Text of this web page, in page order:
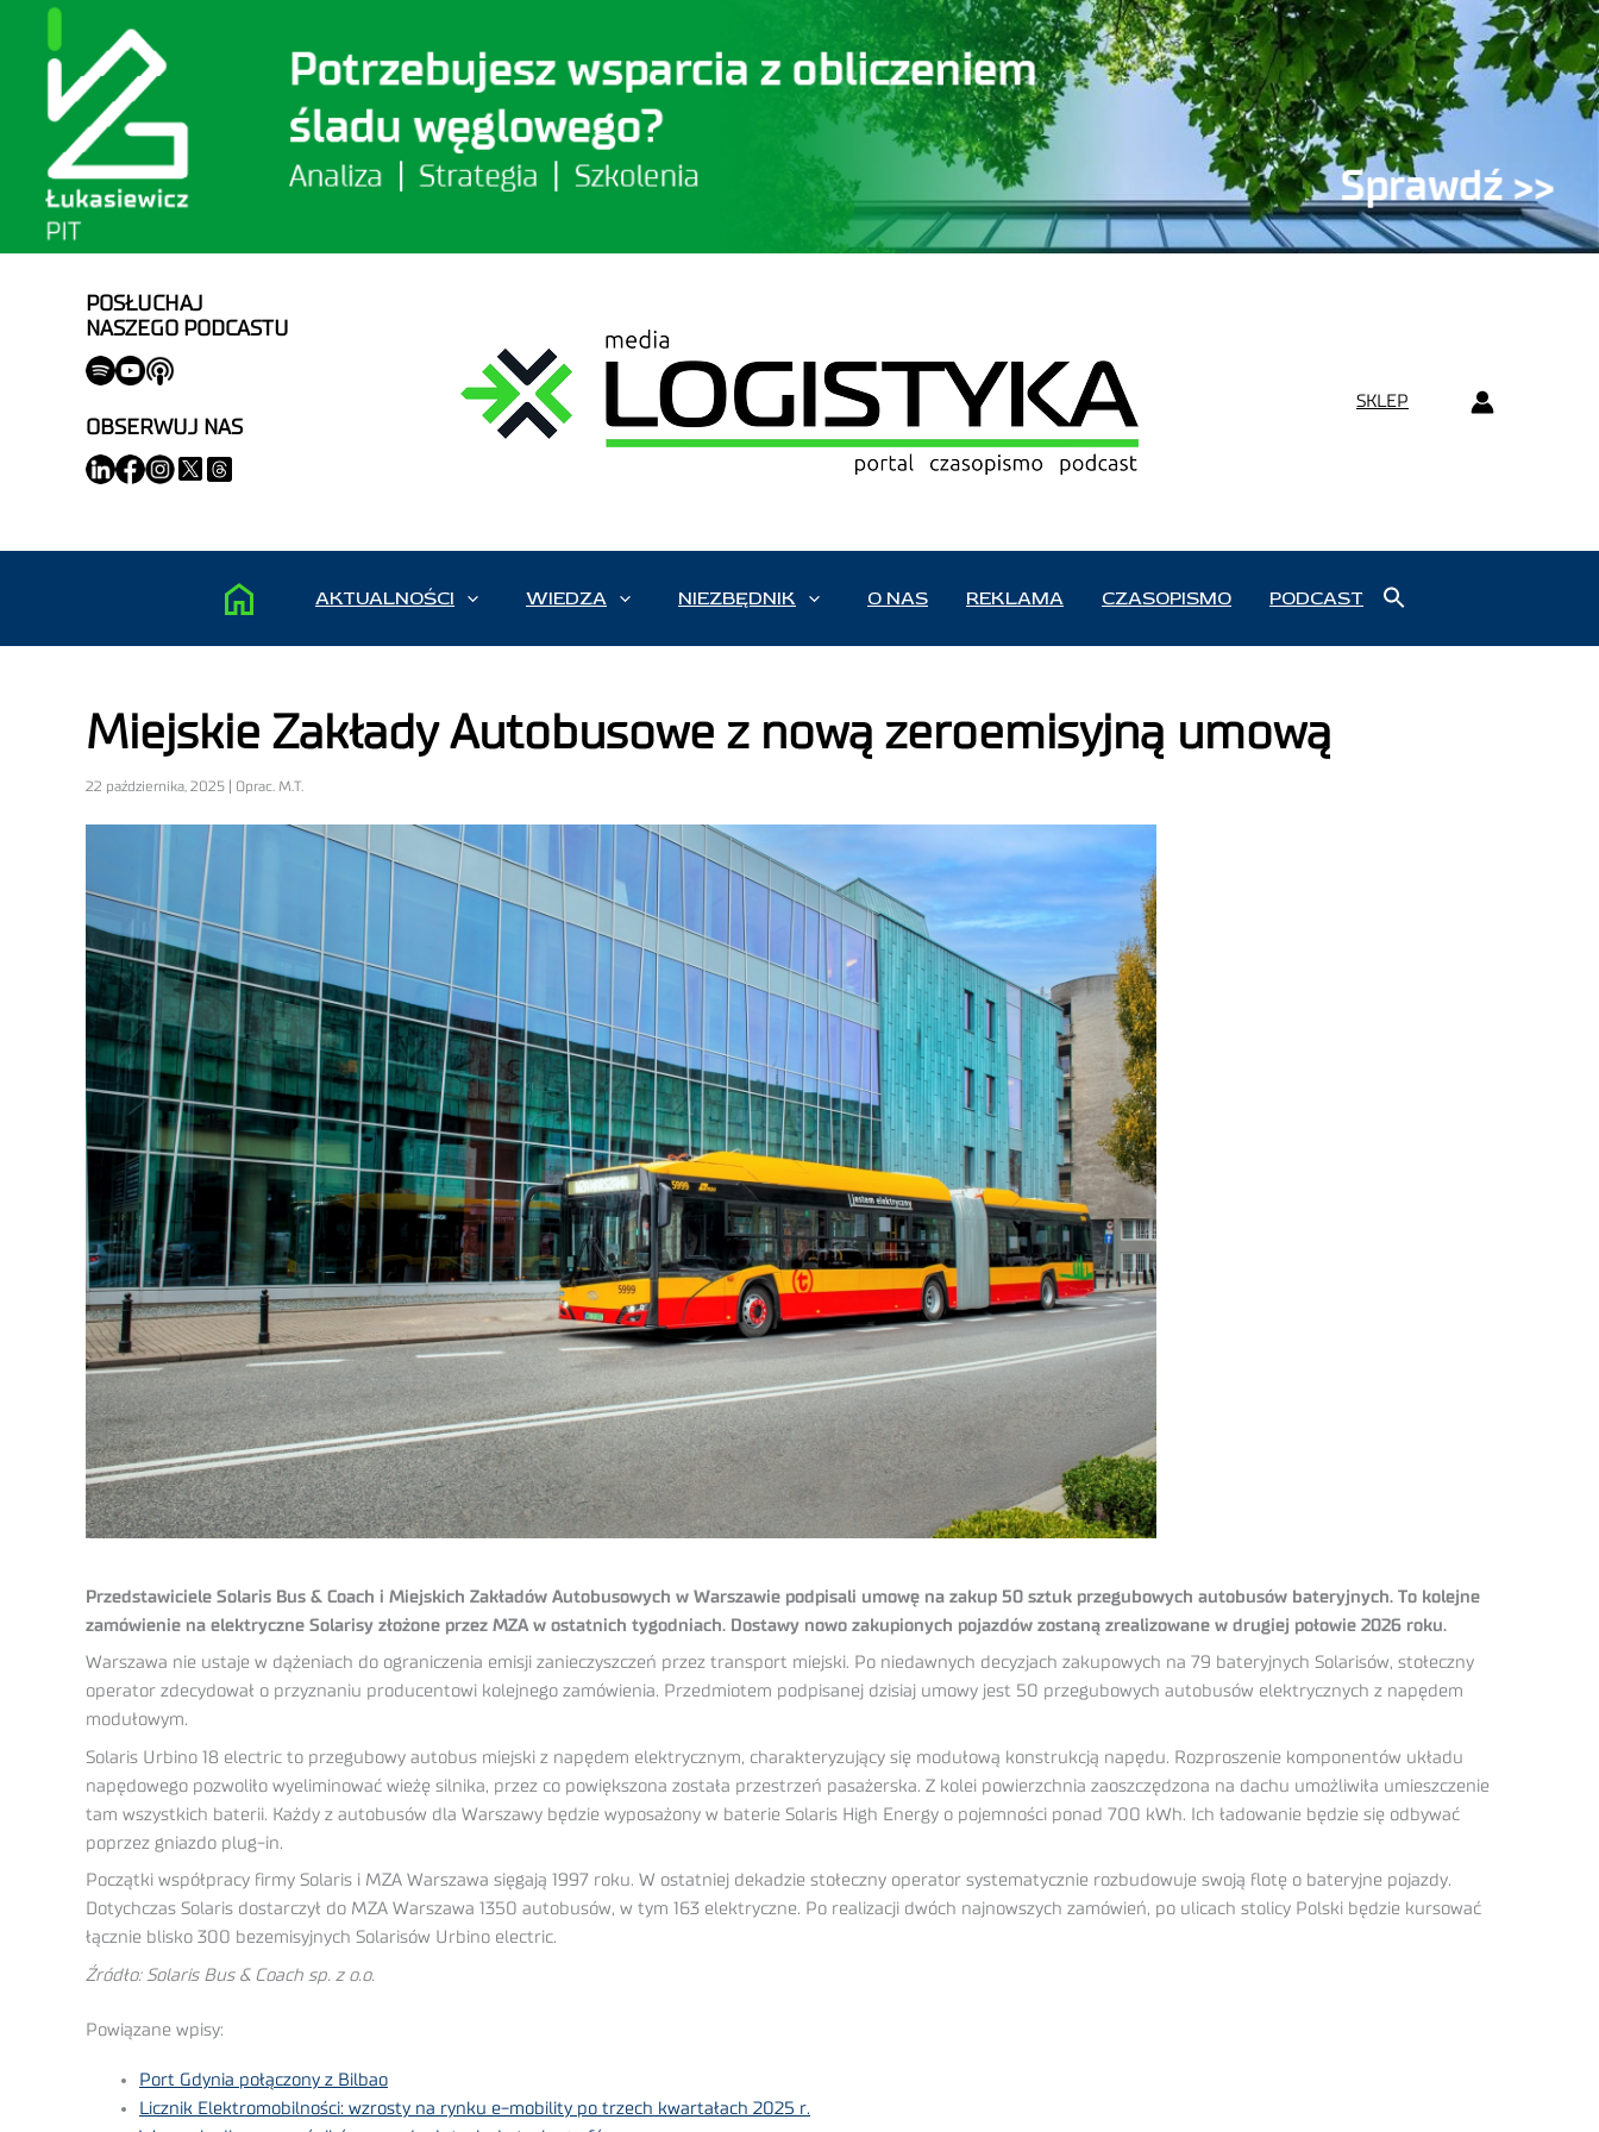
POSŁUCHAJ
NASZEGO PODCASTU
OBSERWUJ NAS
SKLEP
AKTUALNOŚCI WIEDZA NIEZBĘDNIK O NAS REKLAMA CZASOPISMO PODCAST
Miejskie Zakłady Autobusowe z nową zeroemisyjną umową
22 października, 2025 | Oprac. M.T.
Przedstawiciele Solaris Bus & Coach i Miejskich Zakładów Autobusowych w Warszawie podpisali umowę na zakup 50 sztuk przegubowych autobusów bateryjnych. To kolejne
zamówienie na elektryczne Solarisy złożone przez MZA w ostatnich tygodniach. Dostawy nowo zakupionych pojazdów zostaną zrealizowane w drugiej połowie 2026 roku.
Warszawa nie ustaje w dążeniach do ograniczenia emisji zanieczyszczeń przez transport miejski. Po niedawnych decyzjach zakupowych na 79 bateryjnych Solarisów, stołeczny
operator zdecydował o przyznaniu producentowi kolejnego zamówienia. Przedmiotem podpisanej dzisiaj umowy jest 50 przegubowych autobusów elektrycznych z napędem
modułowym.
Solaris Urbino 18 electric to przegubowy autobus miejski z napędem elektrycznym, charakteryzujący się modułową konstrukcją napędu. Rozproszenie komponentów układu
napędowego pozwoliło wyeliminować wieżę silnika, przez co powiększona została przestrzeń pasażerska. Z kolei powierzchnia zaoszczędzona na dachu umożliwiła umieszczenie
tam wszystkich baterii. Każdy z autobusów dla Warszawy będzie wyposażony w baterie Solaris High Energy o pojemności ponad 700 kWh. Ich ładowanie będzie się odbywać
poprzez gniazdo plug-in.
Początki współpracy firmy Solaris i MZA Warszawa sięgają 1997 roku. W ostatniej dekadzie stołeczny operator systematycznie rozbudowuje swoją flotę o bateryjne pojazdy.
Dotychczas Solaris dostarczył do MZA Warszawa 1350 autobusów, w tym 163 elektryczne. Po realizacji dwóch najnowszych zamówień, po ulicach stolicy Polski będzie kursować
łącznie blisko 300 bezemisyjnych Solarisów Urbino electric.
Źródło: Solaris Bus & Coach sp. z o.o.
Powiązane wpisy:
Port Gdynia połączony z Bilbao
Licznik Elektromobilności: wzrosty na rynku e-mobility po trzech kwartałach 2025 r.